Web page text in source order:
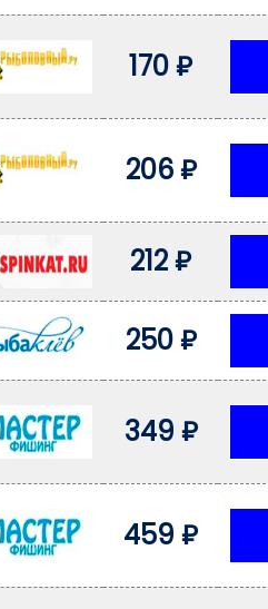
170 ₽
206 ₽
212 ₽
250 ₽
349 ₽
459 ₽